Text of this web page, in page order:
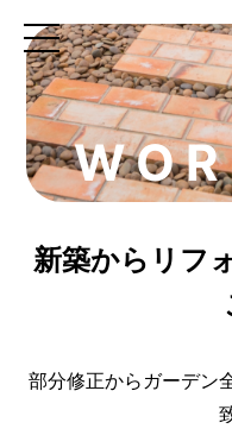
新築から リ フ
部分修正からガーデン